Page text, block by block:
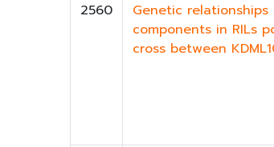
2560
Genetic
components in RILs
cross between